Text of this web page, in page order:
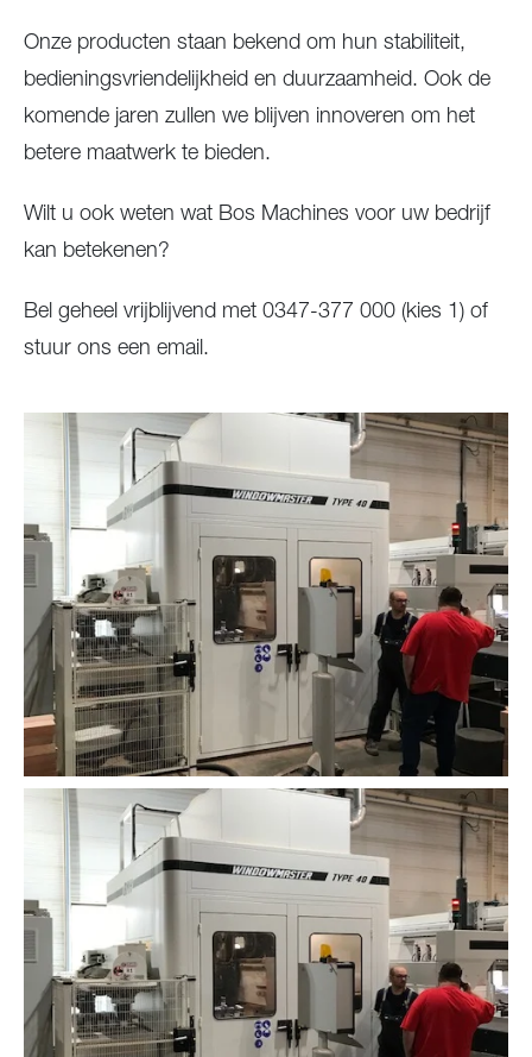
Onze producten staan bekend om hun stabiliteit,
bedieningsvriendelijkheid en duurzaamheid. Ook de
komende jaren zullen we blijven innoveren om het
betere maatwerk te bieden.
Wilt u ook weten wat Bos Machines voor uw bedrijf
kan betekenen?
Bel geheel vrijblijvend met 0347-377 000 (kies 1) of
stuur ons een email.